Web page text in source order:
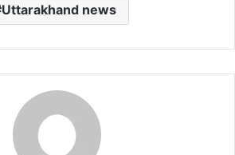
Uttarakhand news